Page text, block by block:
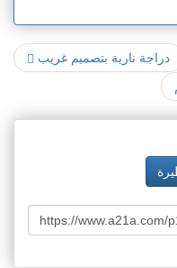
دراجة نارية بتصميم غريب